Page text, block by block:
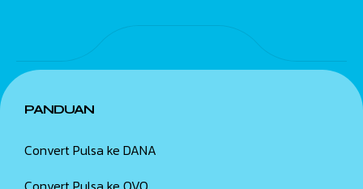
PANDUAN
Convert Pulsa ke DANA